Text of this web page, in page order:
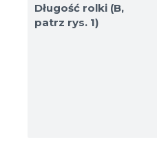
Długość rolki (B,
patrz rys. 1)